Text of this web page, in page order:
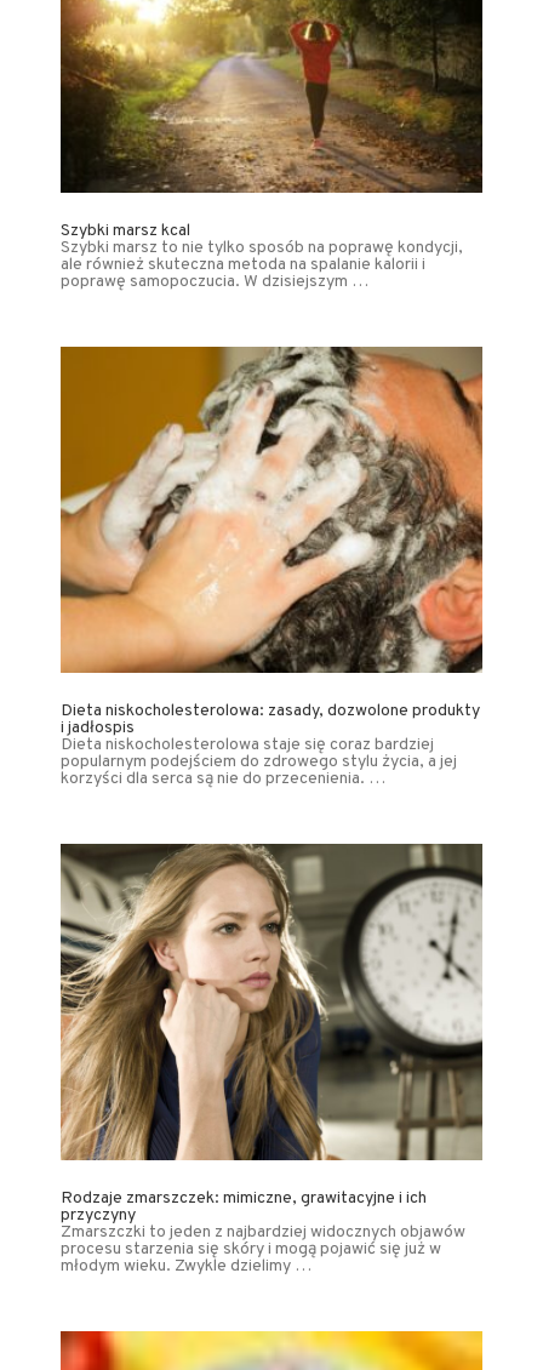
Szybki marsz kcal
Szybki marsz to nie tylko sposób na poprawę kondycji,
ale również skuteczna metoda na spalanie kalorii i
poprawę samopoczucia. W dzisiejszym …
Dieta niskocholesterolowa: zasady, dozwolone produkty
i jadłospis
Dieta niskocholesterolowa staje się coraz bardziej
popularnym podejściem do zdrowego stylu życia, a jej
korzyści dla serca są nie do przecenienia. …
Rodzaje zmarszczek: mimiczne, grawitacyjne i ich
przyczyny
Zmarszczki to jeden z najbardziej widocznych objawów
procesu starzenia się skóry i mogą pojawić się już w
młodym wieku. Zwykle dzielimy …